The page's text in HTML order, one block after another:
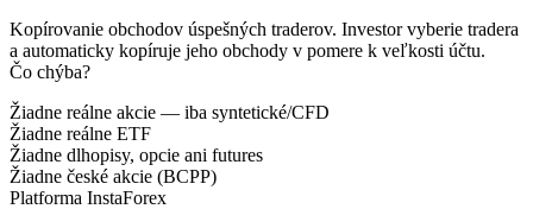
Kopírovanie obchodov úspešných traderov. Investor vyberie tradera
a automaticky kopíruje jeho obchody v pomere k veľkosti účtu.
Čo chýba?
Žiadne reálne akcie — iba syntetické/CFD
Žiadne reálne ETF
Žiadne dlhopisy, opcie ani futures
Žiadne české akcie (BCPP)
Platforma InstaForex